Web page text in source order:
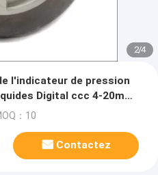
2/4
l'indicateur de pression
Digital ccc 4-20mA
：10
Contactez